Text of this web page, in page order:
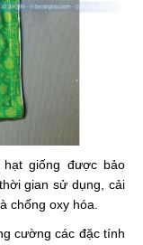
hạt giống được bảo
gian sử dụng, cải
chống oxy hóa.
cường các đặc tính